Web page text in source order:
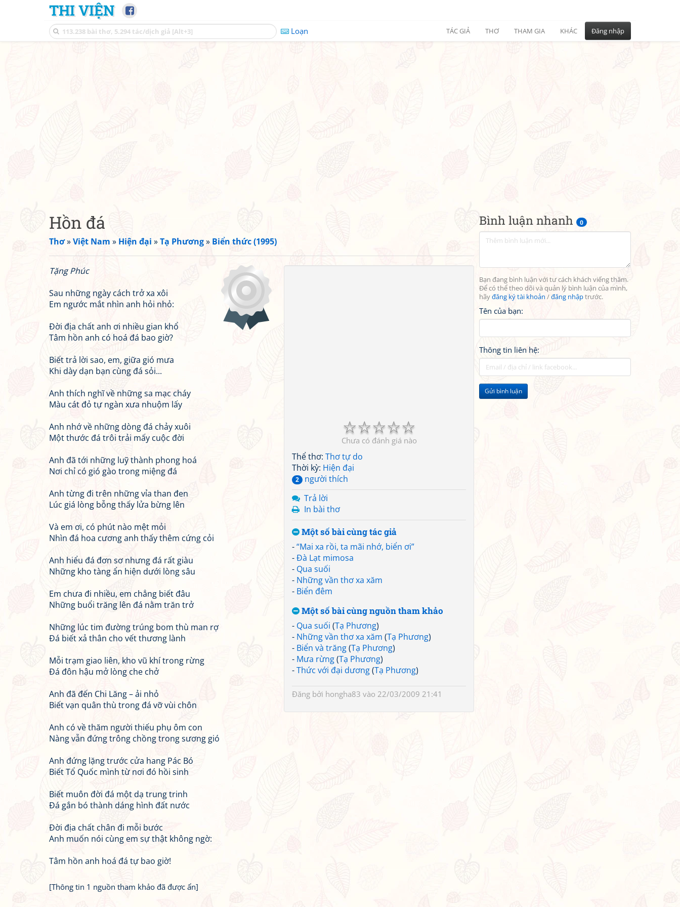
THI VIỆN
Loạn TÁC GIẢ THƠ THAM GIA KHÁC Đăng nhập
Bình luận nhanh 0
Bạn đang bình luận với tư cách khách viếng thăm.
Để có thể theo dõi và quản lý bình luận của mình,
hãyđăng ký tài khoản /đăng nhậptrước.
Tên của bạn:
Thông tin liên hệ:
Gửi bình luận
Hồn đá
Thơ»Việt Nam » Hiện đại »Tạ Phương» Biển thức (1995)
☆
☆
☆
☆
☆
Chưa có đánh giá nào
Thể thơ: Thơ tự do
Thời kỳ: Hiện đại
2
người thích
Trả lời
In bài thơ
Một số bài cùng tác giả
-“Mai xa rồi, ta mãi nhớ, biển ơi”
-Đà Lạt mimosa
- Qua suối
- Những vần thơ xa xăm
- Biển đêm
Một số bài cùng nguồn tham khảo
- Qua suối (Tạ Phương)
- Những vần thơ xa xăm (Tạ Phương)
- Biển và trăng(Tạ Phương)
- Mưa rừng(Tạ Phương)
-Thức với đại dương(Tạ Phương)
Đăng bởi hongha83 vào 22/03/2009 21:41
Tặng Phúc
Sau những ngày cách trở xa xôi
Em ngước mắt nhìn anh hỏi nhỏ:
Đời địa chất anh ơi nhiều gian khổ
Tâm hồn anh có hoá đá bao giờ?
Biết trả lời sao, em, giữa gió mưa
Khi dày dạn bạn cùng đá sỏi...
Anh thích nghĩ về những sa mạc cháy
Màu cát đỏ tự ngàn xưa nhuộm lấy
Anh nhớ về những dòng đá chảy xuôi
Một thước đá trôi trải mấy cuộc đời
Anh đã tới những luỹ thành phong hoá
Nơi chỉ có gió gào trong miệng đá
Anh từng đi trên những vỉa than đen
Lúc giá lòng bỗng thấy lửa bừng lên
Và em ơi, có phút nào mệt mỏi
Nhìn đá hoa cương anh thấy thêm cứng cỏi
Anh hiểu đá đơn sơ nhưng đá rất giàu
Những kho tàng ẩn hiện dưới lòng sâu
Em chưa đi nhiều, em chẳng biết đâu
Những buổi trăng lên đá nằm trăn trở
Những lúc tim đường trúng bom thù man rợ
Đá biết xả thân cho vết thương lành
Mỗi trạm giao liên, kho vũ khí trong rừng
Đá đôn hậu mở lòng che chở
Anh đã đến Chi Lăng – ải nhỏ
Biết vạn quân thù trong đá vỡ vùi chôn
Anh có về thăm người thiếu phụ ôm con
Nàng vẫn đứng trông chồng trong sương gió
Anh đứng lặng trước cửa hang Pác Bó
Biết Tổ Quốc mình từ nơi đó hồi sinh
Biết muôn đời đá một dạ trung trinh
Đá gắn bó thành dáng hình đất nước
Đời địa chất chân đi mỗi bước
Anh muốn nói cùng em sự thật không ngờ:
Tâm hồn anh hoá đá tự bao giờ!
[Thông tin 1 nguồn tham khảo đã được ẩn]